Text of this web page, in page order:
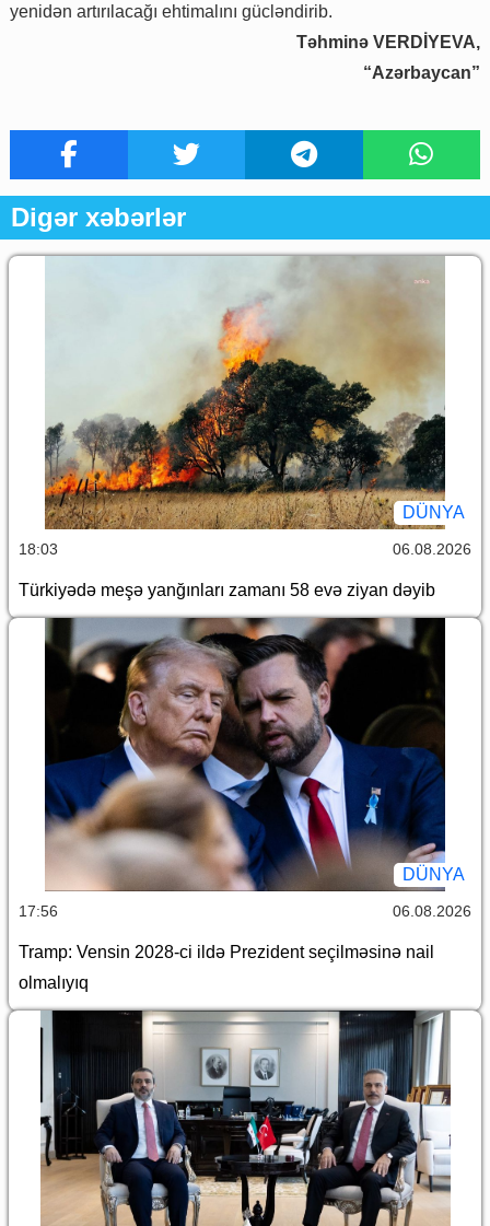
yenidən artırılacağı ehtimalını gücləndirib.
Təhminə VERDİYEVA,
“Azərbaycan”
Digər xəbərlər
DÜNYA
18:03 06.08.2026
Türkiyədə meşə yanğınları zamanı 58 evə ziyan dəyib
DÜNYA
17:56 06.08.2026
Tramp: Vensin 2028-ci ildə Prezident seçilməsinə nail
olmalıyıq